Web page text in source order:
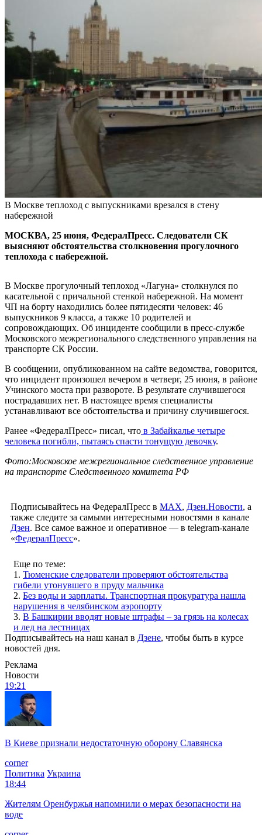
В Москве теплоход с выпускниками врезался в стену
набережной
МОСКВА, 25 июня, ФедералПресс. Следователи СК
выясняют обстоятельства столкновения прогулочного
теплохода с набережной.
В Москве прогулочный теплоход «Лагуна» столкнулся по
касательной с причальной стенкой набережной. На момент
ЧП на борту находились более пятидесяти человек: 46
выпускников 9 класса, а также 10 родителей и
сопровождающих. Об инциденте сообщили в пресс-службе
Московского межрегионального следственного управления на
транспорте СК России.
В сообщении, опубликованном на сайте ведомства, говорится,
что инцидент произошел вечером в четверг, 25 июня, в районе
Учинского моста при развороте. В результате случившегося
пострадавших нет. В настоящее время специалисты
устанавливают все обстоятельства и причину случившегося.
Ранее «ФедералПресс» писал, что в Забайкалье четыре
человека погибли, пытаясь спасти тонущую девочку.
Фото:Московское межрегиональное следственное управление
на транспорте Следственного комитета РФ
Подписывайтесь на ФедералПресс в МАХ, Дзен.Новости, а
также следите за самыми интересными новостями в канале
Дзен. Все самое важное и оперативное — в telegram-канале
«ФедералПресс».
Еще по теме:
1. Тюменские следователи проверяют обстоятельства
гибели утонувшего в пруду мальчика
2. Без воды и зарплаты. Транспортная прокуратура нашла
нарушения в челябинском аэропорту
3. В Башкирии вводят новые штрафы – за грязь на колесах
и лед на лестницах
Подписывайтесь на наш канал в Дзене, чтобы быть в курсе
новостей дня.
Реклама
Новости
19:21
В Киеве признали недостаточную оборону Славянска
corner
Политика Украина
18:44
Жителям Оренбуржья напомнили о мерах безопасности на
воде